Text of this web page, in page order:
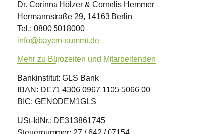
Dr. Corinna Hölzer & Cornelis Hemmer
Hermannstraße 29, 14163 Berlin
Tel.: 0800 5018000
info@bayern-summt.de
Mehr zu Bürozeiten und Mitarbeitenden
Bankinstitut: GLS Bank
IBAN: DE71 4306 0967 1105 5066 00
BIC: GENODEM1GLS
USt-IdNr.: DE313861745